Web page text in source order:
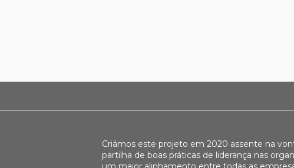
Criámos este projeto em 2020 assente na
partilha de boas práticas de liderança nas